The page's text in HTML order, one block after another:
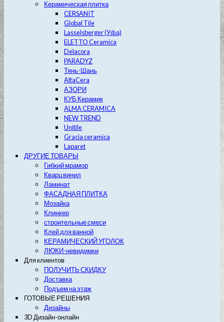
Керамическая плитка
CERSANIT
Global Tile
Lasselsberger (Уфа)
ELETTO Ceramica
Delacora
PARADYZ
Тянь-Шань
AltaCera
АЗОРИ
КУБ Керамик
ALMA CERAMICA
NEW TREND
Unitile
Gracia ceramica
Laparet
ДРУГИЕ ТОВАРЫ
Гибкий мрамор
Кварц винил
Ламинат
ФАСАДНАЯ ПЛИТКА
Мозайка
Клинкер
строительные смеси
Клей для ванной
КЕРАМИЧЕСКИЙ УГОЛОК
ЛЮКИ-невидимки
Для клиентов
ПОЛУЧИТЬ СКИДКУ
Доставка
Подъем на этаж
ГОТОВЫЕ РЕШЕНИЯ
Дизайны
3D Дизайн-онлайн